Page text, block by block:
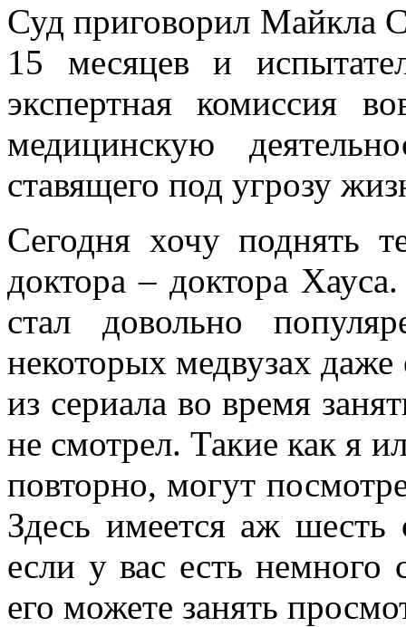
Суд приговорил Майкла
15 месяцев и
экспертная комиссия
медицинскую
ставящего под угрозу
Сегодня хочу поднять
доктора – доктора
стал довольно
некоторых медвузах
из сериала во время
не смотрел. Такие как я
повторно, могут
Здесь имеется аж шесть
если у вас есть немного
его можете занять